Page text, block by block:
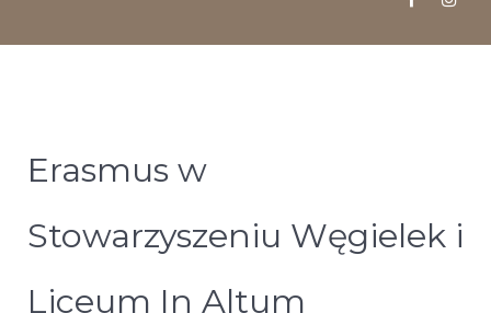
Erasmus w
Stowarzyszeniu Węgielek i
Liceum In Altum